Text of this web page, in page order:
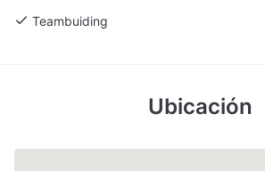
Teambuiding
Ubicación